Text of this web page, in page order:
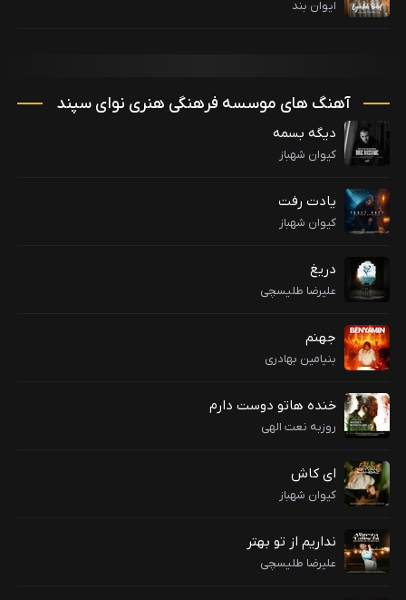
ایوان بند
آهنگ های موسسه فرهنگی هنری نوای سپند
دیگه بسمه
کیوان شهباز
یادت رفت
کیوان شهباز
دریغ
علیرضا طلیسچی
جهنم
بنیامین بهادری
خنده هاتو دوست دارم
روزبه نعت الهی
ای کاش
کیوان شهباز
نداریم از تو بهتر
علیرضا طلیسچی